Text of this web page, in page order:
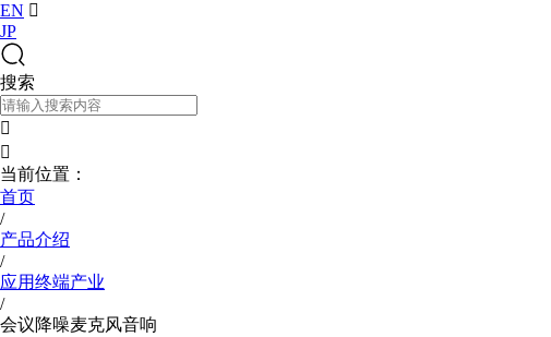
EN 
JP
搜索


当前位置：
首页
/
产品介绍
/
应用终端产业
/
会议降噪麦克风音响